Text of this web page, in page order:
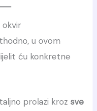
okvir
u ovom
ću konkretne
prolazi kroz sve